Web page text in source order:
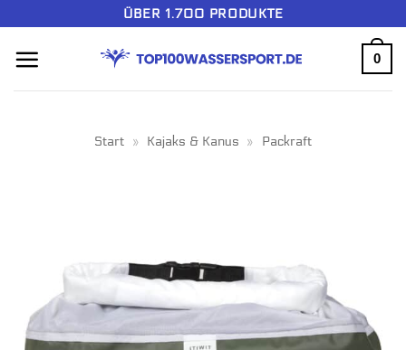
springen
ÜBER 1.700 PRODUKTE
0
Start » Kajaks & Kanus » Packraft